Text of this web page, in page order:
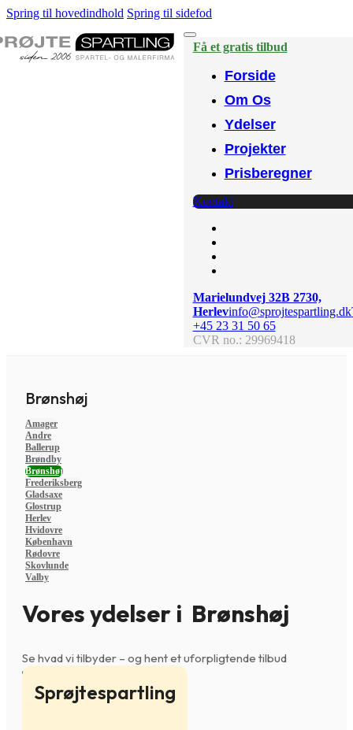
Spring til hovedindhold Spring til sidefod
Få et gratis tilbud
Forside
Om Os
Ydelser
Projekter
Prisberegner
Kontakt
Marielundvej 32B 2730,
Herlevinfo@sprojtespartling.dk
+45 23 31 50 65
CVR no.: 29969418
Brønshøj
Amager
Andre
Ballerup
Brøndby
Brønshøj
Frederiksberg
Gladsaxe
Glostrup
Herlev
Hvidovre
København
Rødovre
Skovlunde
Valby
Vores ydelser i Brønshøj
Se hvad vi tilbyder – og hent et uforpligtende tilbud
Sprøjtespartling